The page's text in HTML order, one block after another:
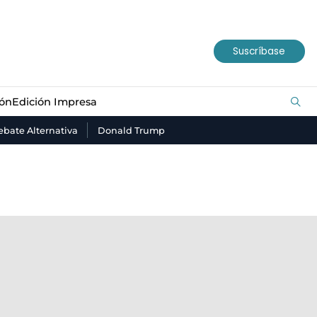
Suscríbase
Edición Impresa
Alternativa Donald Trump